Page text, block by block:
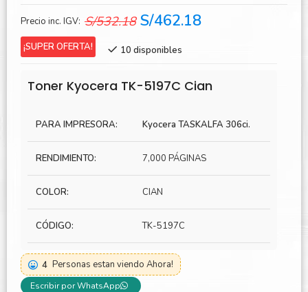
Precio inc. IGV: S/532.18 El
original
S/532.18.
S/462.18El
S/462.18.
¡SUPER OFERTA! 10 disponibles
Toner Kyocera TK-5197C Cian
PARA IMPRESORA: Kyocera TASKALFA 306ci.
RENDIMIENTO: 7,000 PÁGINAS
COLOR: CIAN
CÓDIGO: TK-5197C
4 Personas estan viendo Ahora!
Escribir por WhatsApp